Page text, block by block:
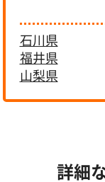
石川県
福井県
山梨県
詳細